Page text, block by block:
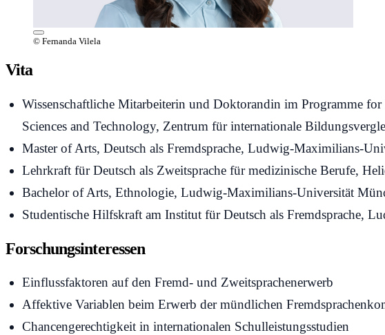
© Fernanda Vilela
Vita
Wissenschaftliche Mitarbeiterin und Doktorandin im Programme
Sciences and Technology, Zentrum für internationale
Master of Arts, Deutsch als Fremdsprache, Ludwig-Maximilians-
Lehrkraft für Deutsch als Zweitsprache für medizinische Berufe,
Bachelor of Arts, Ethnologie, Ludwig-Maximilians-Universität
Studentische Hilfskraft am Institut für Deutsch als Fremdsprache,
Forschungsinteressen
Einflussfaktoren auf den Fremd- und Zweitsprachenerwerb
Affektive Variablen beim Erwerb der mündlichen
Chancengerechtigkeit in internationalen Schulleistungsstudien